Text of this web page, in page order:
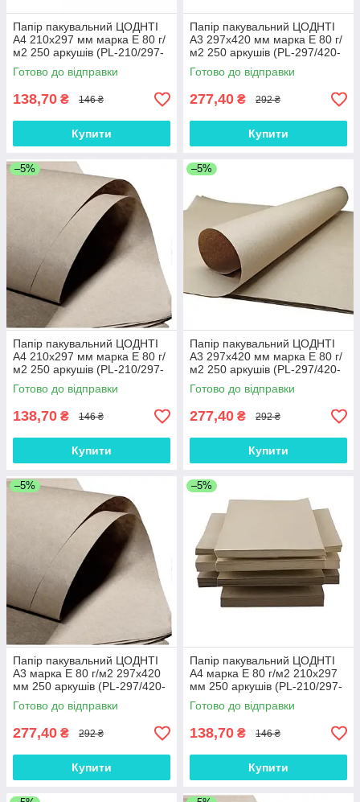
Папір пакувальний ЦОДНТІ
А4 210x297 мм марка Е 80 г/
м2 250 аркушів (PL-210/297-
80-250-3)
Готово до відправки
138,70 ₴ 146 ₴
Купити
Папір пакувальний ЦОДНТІ
А3 297x420 мм марка Е 80 г/
м2 250 аркушів (PL-297/420-
80-250-3)
Готово до відправки
277,40 ₴ 292 ₴
Купити
–5%
Папір пакувальний ЦОДНТІ
А4 210x297 мм марка Е 80 г/
м2 250 аркушів (PL-210/297-
80-250-2)
Готово до відправки
138,70 ₴ 146 ₴
Купити
–5%
Папір пакувальний ЦОДНТІ
А3 297x420 мм марка Е 80 г/
м2 250 аркушів (PL-297/420-
80-250-2)
Готово до відправки
277,40 ₴ 292 ₴
Купити
–5%
Папір пакувальний ЦОДНТІ
А3 марка Е 80 г/м2 297x420
мм 250 аркушів (PL-297/420-
80-250-1)
Готово до відправки
277,40 ₴ 292 ₴
Купити
–5%
Папір пакувальний ЦОДНТІ
А4 марка Е 80 г/м2 210x297
мм 250 аркушів (PL-210/297-
80-250-1)
Готово до відправки
138,70 ₴ 146 ₴
Купити